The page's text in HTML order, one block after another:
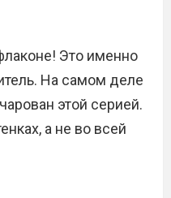
Это именно
На самом деле
этой серией.
а не во всей